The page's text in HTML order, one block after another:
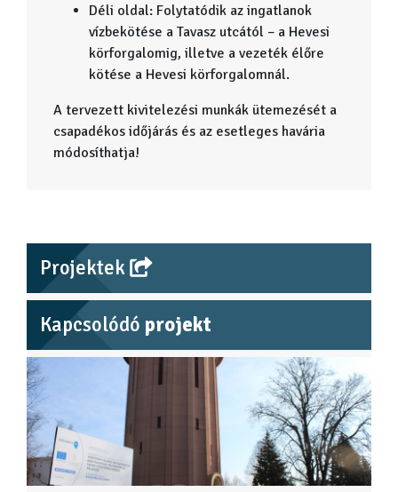
Déli oldal: Folytatódik az ingatlanok
vízbekötése a Tavasz utcától – a Hevesi
körforgalomig, illetve a vezeték élőre
kötése a Hevesi körforgalomnál.
A tervezett kivitelezési munkák ütemezését a
csapadékos időjárás és az esetleges havária
módosíthatja!
Projektek
Kapcsolódó projekt